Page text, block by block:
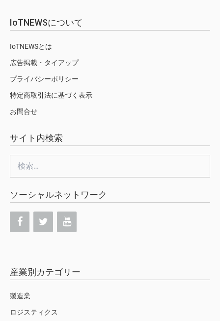
IoTNEWSについて
IoTNEWSとは
広告掲載・タイアップ
プライバシーポリシー
特定商取引法に基づく表示
お問合せ
サイト内検索
索:
ソーシャルネットワーク
産業別カテゴリー
製造業
ロジスティクス